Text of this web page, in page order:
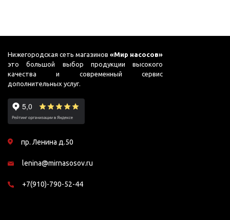
Нижегородская сеть магазинов«Мир насосов»
это большой выбор продукции высокого
качества и современный сервис
дополнительных услуг.
пр. Ленина д.50
lenina@mirnasosov.ru
+7(910)-790-52-44